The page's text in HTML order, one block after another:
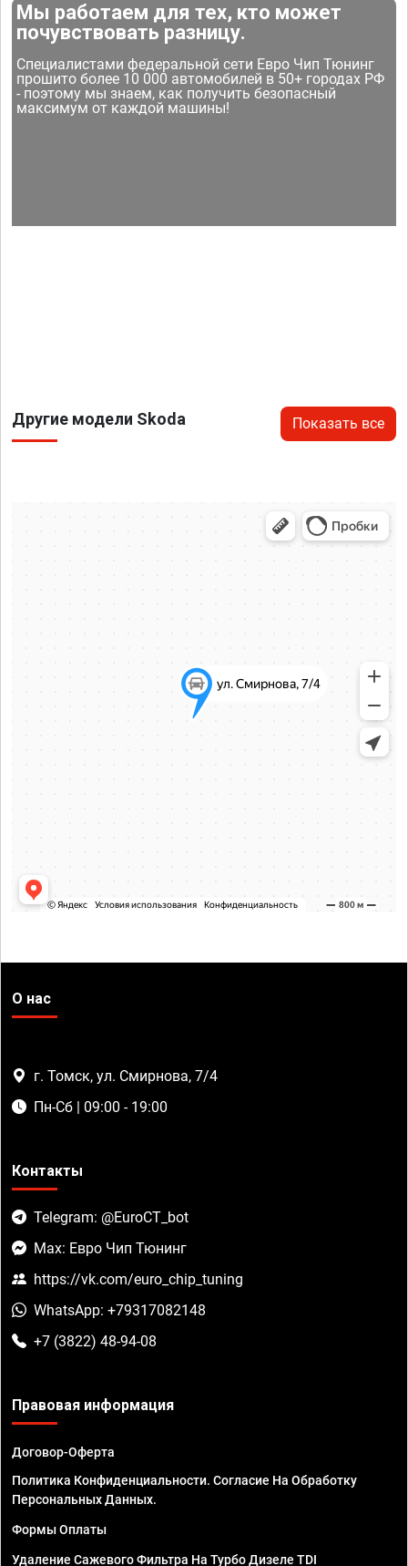
Мы работаем для тех, кто может
почувствовать разницу.
Специалистами федеральной сети Евро Чип Тюнинг
прошито более 10 000 автомобилей в 50+ городах РФ
- поэтому мы знаем, как получить безопасный
максимум от каждой машины!
Другие модели Skoda Показать все
О нас
г. Томск, ул. Смирнова, 7/4
Пн-Сб | 09:00 - 19:00
Контакты
Telegram: @EuroCT_bot
Max: Евро Чип Тюнинг
https://vk.com/euro_chip_tuning
WhatsApp: +79317082148
+7 (3822) 48-94-08
Правовая информация
Договор-Оферта
Политика Конфиденциальности. Согласие На Обработку
Персональных Данных.
Формы Оплаты
Удаление Сажевого Фильтра На Турбо Дизеле TDI